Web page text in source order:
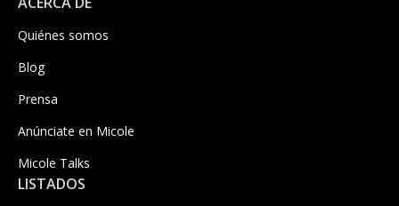
Quiénes somos
Blog
Prensa
Anúnciate en Micole
Micole Talks
LISTADOS